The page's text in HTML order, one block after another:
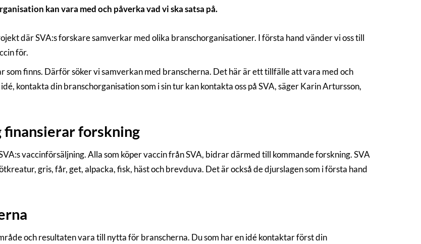
kan vara med och påverka vad vi ska satsa på.
där SVA:s forskare samverkar med olika branschorganisationer. I första hand vänder vi oss till
för.
finns. Därför söker vi samverkan med branscherna. Det här är ett tillfälle att vara med och
kontakta din branschorganisation som i sin tur kan kontakta oss på SVA, säger Karin Artursson,
forskning
vaccinförsäljning. Alla som köper vaccin från SVA, bidrar därmed till kommande forskning. SVA
gris, får, get, alpacka, fisk, häst och brevduva. Det är också de djurslagen som i första hand
och resultaten vara till nytta för branscherna. Du som har en idé kontaktar först din